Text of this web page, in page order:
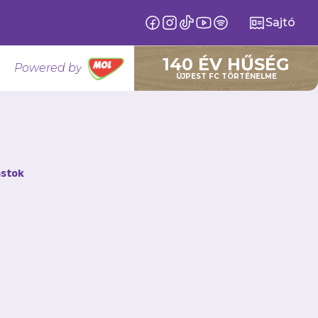
Sajtó
Powered by 140 ÉV HŰSÉG
ÚJPEST FC TÖRTÉNELME
az új
kezdte a